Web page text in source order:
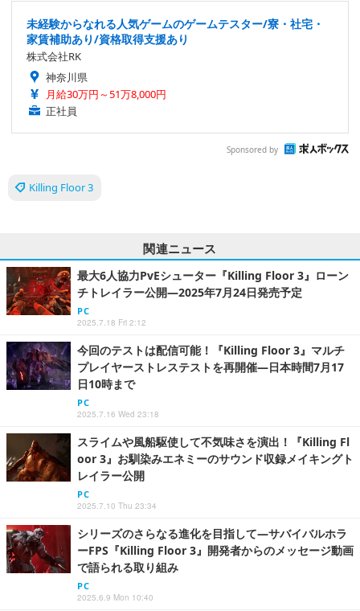
未経験からなれる人気ゲームのゲームテスター/寮・社宅・
家賃補助あり/資格取得支援あり
株式会社RK
神奈川県
月給30万円～51万8,000円
正社員
Sponsored by
Killing Floor 3
関連ニュース
最大6人協力PvEシューター『Killing Floor 3』ローン
チトレイラー公開―2025年7月24日発売予定
PC
2025.7.18 Fri 2:12
今回のテストは配信可能！『Killing Floor 3』マルチ
プレイヤーストレステストを再開催―日本時間7月17
日10時まで
PC
2025.7.16 Wed 23:18
スライムや風船駆使して不気味さを演出！『Killing Fl
oor 3』お馴染みエネミーのサウンド収録メイキングト
レイラー公開
PC
2025.7.10 Thu 23:34
シリーズのさらなる進化を目指して―サバイバルホラ
ーFPS『Killing Floor 3』開発者からのメッセージ動画
で語られる取り組み
PC
2025.6.9 Mon 10:40